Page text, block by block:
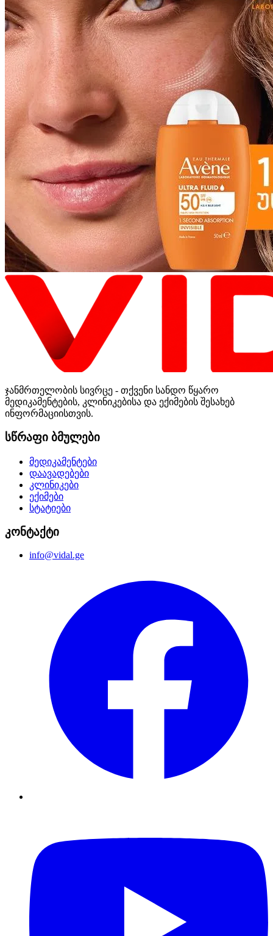
ჯანმრთელობის სივრცე - თქვენი სანდო წყარო
მედიკამენტების, კლინიკებისა და ექიმების შესახებ
ინფორმაციისთვის.
სწრაფი ბმულები
მედიკამენტები
დაავადებები
კლინიკები
ექიმები
სტატიები
კონტაქტი
info@vidal.ge